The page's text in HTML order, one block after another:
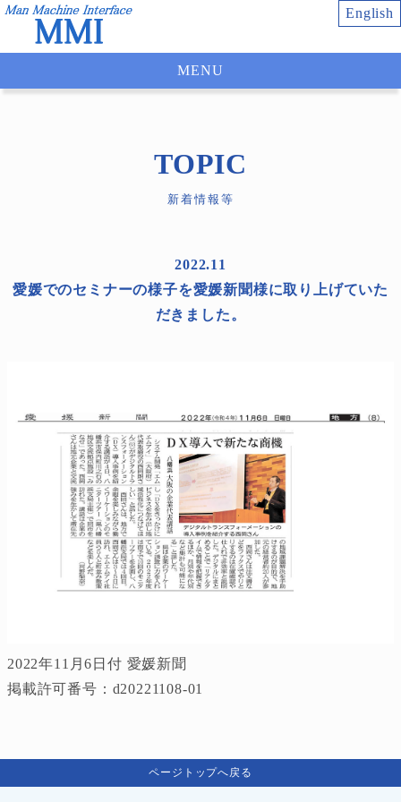
English
MENU
TOPIC
新着情報等
2022.11
愛媛でのセミナーの様子を愛媛新聞様に取り上げていた
だきました。
2022年11月6日付 愛媛新聞
掲載許可番号：d20221108-01
ページトップへ戻る